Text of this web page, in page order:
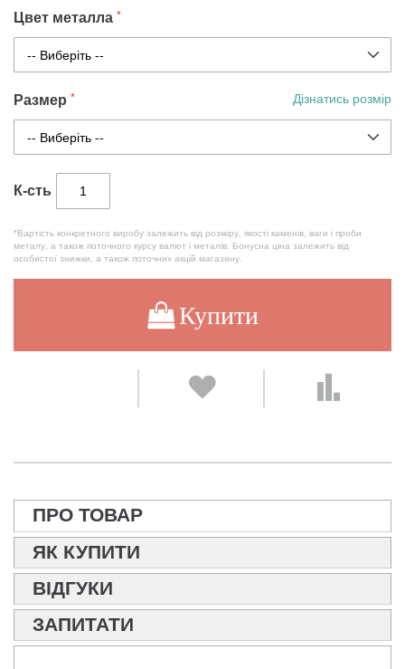
Цвет металла
Размер Дізнатись розмір
К-сть
*Вартість конкретного виробу залежить від розміру, якості каменів, ваги і проби
металу, а також поточного курсу валют і металів. Бонусна ціна залежить від
особистої знижки, а також поточних акцій магазину.
Купити
ПРО ТОВАР
ЯК КУПИТИ
ВІДГУКИ
ЗАПИТАТИ